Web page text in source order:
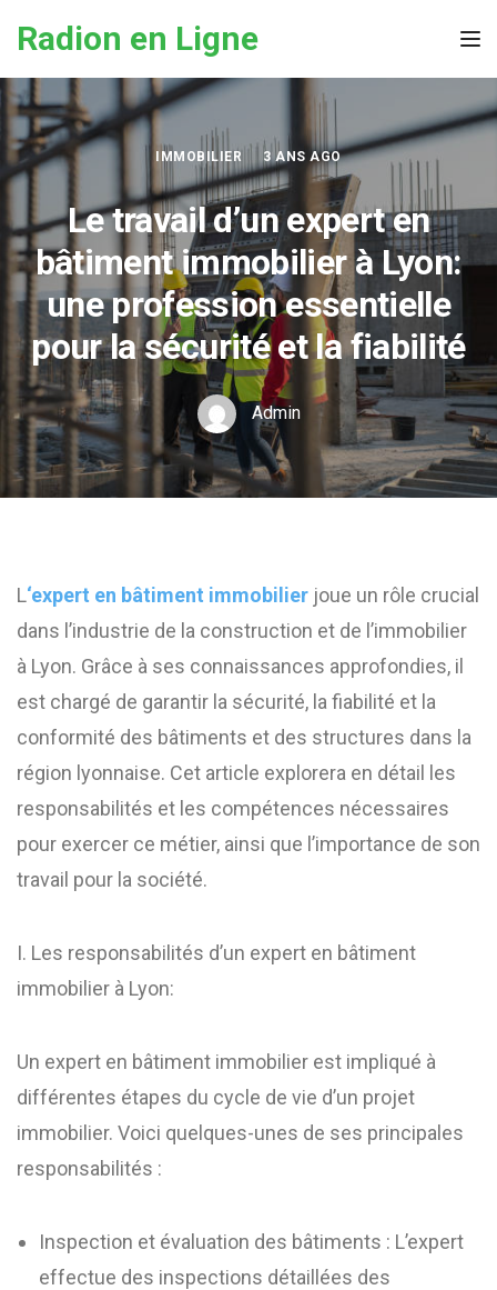
Radion en Ligne
IMMOBILIER 3 ANS AGO
Le travail d’un expert en
bâtiment immobilier à Lyon:
une profession essentielle
pour la sécurité et la fiabilité
Admin
L‘expert en bâtiment immobilier joue un rôle crucial
dans l’industrie de la construction et de l’immobilier
à Lyon. Grâce à ses connaissances approfondies, il
est chargé de garantir la sécurité, la fiabilité et la
conformité des bâtiments et des structures dans la
région lyonnaise. Cet article explorera en détail les
responsabilités et les compétences nécessaires
pour exercer ce métier, ainsi que l’importance de son
travail pour la société.
I. Les responsabilités d’un expert en bâtiment
immobilier à Lyon:
Un expert en bâtiment immobilier est impliqué à
différentes étapes du cycle de vie d’un projet
immobilier. Voici quelques-unes de ses principales
responsabilités :
Inspection et évaluation des bâtiments : L’expert
effectue des inspections détaillées des